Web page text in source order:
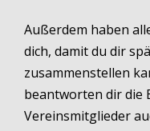
Außerdem haben
dich, damit du dir
zusammenstellen
beantworten dir die
Vereinsmitglieder